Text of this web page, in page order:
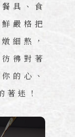
具、食
嚴格把
細熬，
彿對著
的心、
著迷！